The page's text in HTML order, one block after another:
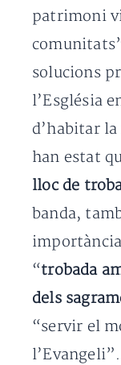
patrimoni
solucions
l’Església
d’habitar
han estat
lloc de
banda,
“trobada
dels
“servir el
l’Evangeli”.